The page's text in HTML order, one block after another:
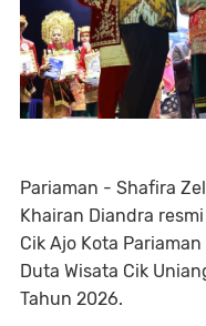
Pariaman - Shafira
Khairan Diandra
Cik Ajo Kota
Duta Wisata Cik
Tahun 2026.